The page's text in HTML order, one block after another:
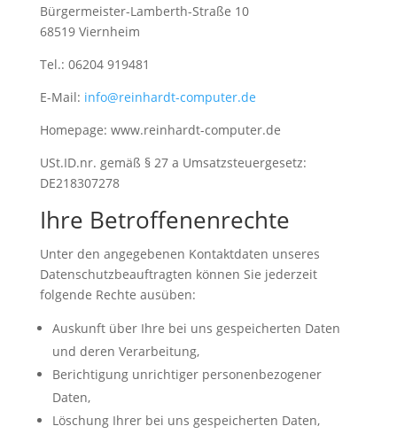
Bürgermeister-Lamberth-Straße 10
68519 Viernheim
Tel.: 06204 919481
E-Mail: info@reinhardt-computer.de
Homepage: www.reinhardt-computer.de
USt.ID.nr. gemäß § 27 a Umsatzsteuergesetz:
DE218307278
Ihre Betroffenenrechte
Unter den angegebenen Kontaktdaten unseres
Datenschutzbeauftragten können Sie jederzeit
folgende Rechte ausüben:
Auskunft über Ihre bei uns gespeicherten Daten
und deren Verarbeitung,
Berichtigung unrichtiger personenbezogener
Daten,
Löschung Ihrer bei uns gespeicherten Daten,